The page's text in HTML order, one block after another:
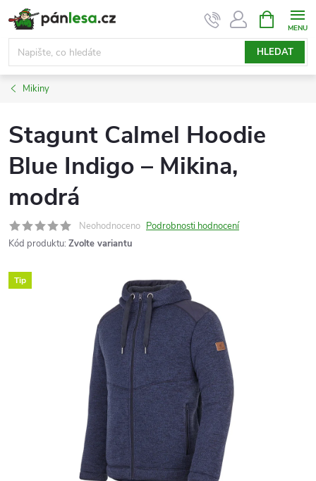
Přejít
na
obsah
HLEDAT
NÁKUPNÍ
KOŠÍK
Mikiny
Stagunt Calmel Hoodie
Blue Indigo – Mikina,
modrá
Neohodnoceno Podrobnosti hodnocení
Kód produktu: Zvolte variantu
Tip